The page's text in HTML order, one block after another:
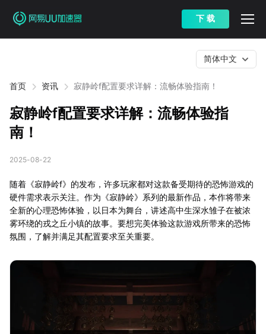
下 载
首页 资讯 寂静岭f配置要求详解：流畅体验指南！
简体中文
寂静岭f配置要求详解：流畅体验指
南！
2025-08-22
随着《寂静岭f》的发布，许多玩家都对这款备受期待的恐怖游戏的
硬件需求表示关注。作为《寂静岭》系列的最新作品，本作将带来
全新的心理恐怖体验，以日本为舞台，讲述高中生深水雏子在被浓
雾环绕的戎之丘小镇的故事。要想完美体验这款游戏所带来的恐怖
氛围，了解并满足其配置要求至关重要。